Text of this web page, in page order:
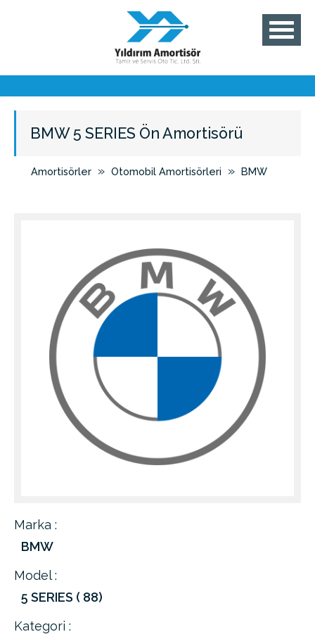
BMW 5 SERIES Ön Amortisörü
Amortisörler » Otomobil Amortisörleri » BMW
Marka :
BMW
Model :
5 SERIES ( 88)
Kategori :